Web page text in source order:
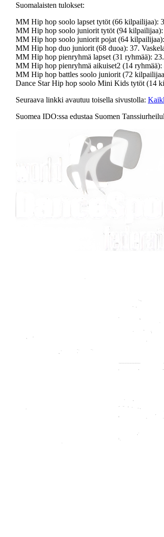
Suomalaisten tulokset:
MM Hip hop soolo lapset tytöt (66 kilpailijaa):
MM Hip hop soolo juniorit tytöt (94
MM Hip hop soolo juniorit pojat (64 kilpailijaa):
MM Hip hop duo juniorit (68 duoa): 37.
MM Hip hop pienryhmä lapset (31 ryhmää):
MM Hip hop pienryhmä aikuiset2 (14
MM Hip hop battles soolo juniorit (72
Dance Star Hip hop soolo Mini Kids tytöt (14
Seuraava linkki avautuu toisella sivustolla:
Suomea IDO:ssa edustaa Suomen